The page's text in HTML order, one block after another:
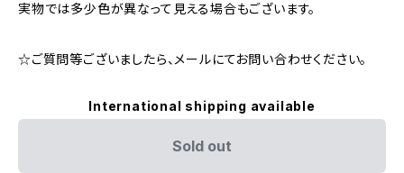
実物では多少色が異なって見える場合もございます。
☆ご質問等ございましたら、メールにてお問い合わせください。
International shipping available
Sold out